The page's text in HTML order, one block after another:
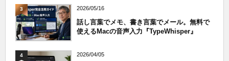
3 2026/05/16
話し言葉でメモ、書き言葉でメール。無料で
使えるMacの音声入力『TypeWhisper』
4 2026/04/05